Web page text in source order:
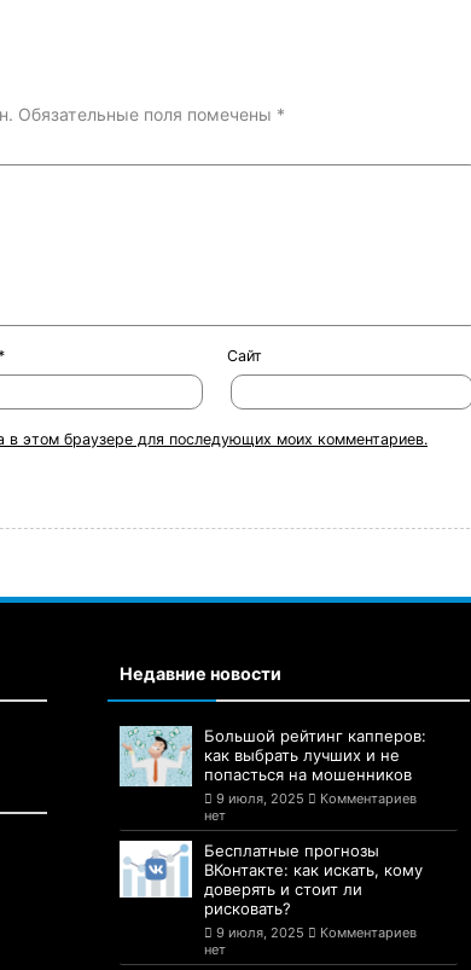
Обязательные поля помечены *
Сайт
в этом браузере для последующих моих комментариев.
Недавние новости
Большой рейтинг капперов:
как выбрать лучших и не
попасться на мошенников
9 июля, 2025
Комментариев
нет
Бесплатные прогнозы
ВКонтакте: как искать, кому
доверять и стоит ли
рисковать?
9 июля, 2025
Комментариев
нет